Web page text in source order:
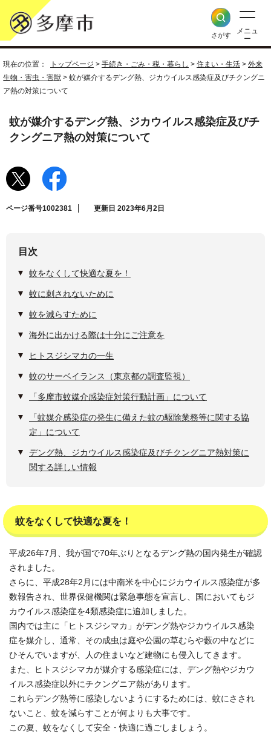
さがす
メニュ
ー
現在の位置： トップページ > 手続き・ごみ・税・暮らし > 住まい・生活 > 外来
生物・害虫・害獣 > 蚊が媒介するデング熱、ジカウイルス感染症及びチクングニ
ア熱の対策について
蚊が媒介するデング熱、ジカウイルス感染症及びチ
クングニア熱の対策について
ページ番号1002381 更新日 2023年6月2日
目次
蚊をなくして快適な夏を！
蚊に刺されないために
蚊を減らすために
海外に出かける際は十分にご注意を
ヒトスジシマカの一生
蚊のサーベイランス（東京都の調査監視）
「多摩市蚊媒介感染症対策行動計画」について
「蚊媒介感染症の発生に備えた蚊の駆除業務等に関する協
定」について
デング熱、ジカウイルス感染症及びチクングニア熱対策に
関する詳しい情報
蚊をなくして快適な夏を！
平成26年7月、我が国で70年ぶりとなるデング熱の国内発生が確認
されました。
さらに、平成28年2月には中南米を中心にジカウイルス感染症が多
数報告され、世界保健機関は緊急事態を宣言し、国においてもジ
カウイルス感染症を4類感染症に追加しました。
国内では主に「ヒトスジシマカ」がデング熱やジカウイルス感染
症を媒介し、通常、その成虫は庭や公園の草むらや藪の中などに
ひそんでいますが、人の住まいなど建物にも侵入してきます。
また、ヒトスジシマカが媒介する感染症には、デング熱やジカウ
イルス感染症以外にチクングニア熱があります。
これらデング熱等に感染しないようにするためには、蚊にさされ
ないこと、蚊を減らすことが何よりも大事です。
この夏、蚊をなくして安全・快適に過ごしましょう。